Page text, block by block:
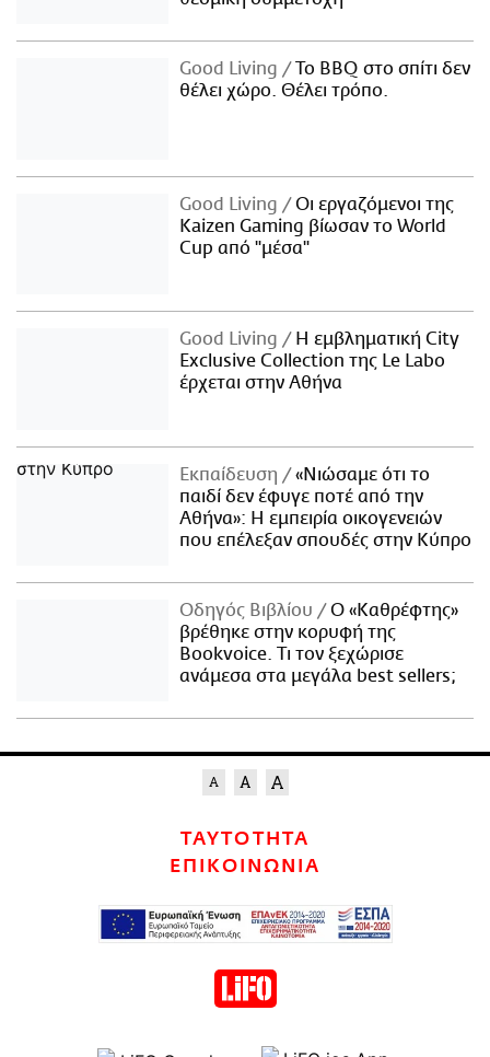
Good Living
Το BBQ στο σπίτι δεν
θέλει χώρο. Θέλει τρόπο.
Good Living
Οι εργαζόμενοι της
Kaizen Gaming βίωσαν το World
Cup από "μέσα"
Good Living
Η εμβληματική City
Exclusive Collection της Le Labo
έρχεται στην Αθήνα
Εκπαίδευση
«Νιώσαμε ότι το
παιδί δεν έφυγε ποτέ από την
Αθήνα»: Η εμπειρία οικογενειών
που επέλεξαν σπουδές στην Κύπρο
Οδηγός Βιβλίου
Ο «Καθρέφτης»
βρέθηκε στην κορυφή της
Bookvoice. Τι τον ξεχώρισε
ανάμεσα στα μεγάλα best sellers;
ΤΑΥΤΟΤΗΤΑ
ΕΠΙΚΟΙΝΩΝΙΑ